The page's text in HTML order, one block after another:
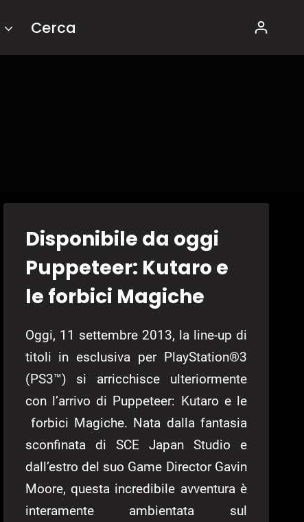
Cerca
Disponibile da oggi
Puppeteer: Kutaro e
le forbici Magiche
Oggi, 11 settembre 2013, la line-up di
titoli in esclusiva per PlayStation®3
(PS3™) si arricchisce ulteriormente
con l’arrivo di Puppeteer: Kutaro e le
forbici Magiche. Nata dalla fantasia
sconfinata di SCE Japan Studio e
dall’estro del suo Game Director Gavin
Moore, questa incredibile avventura è
interamente ambientata sul